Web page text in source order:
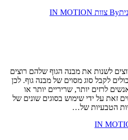
By צוות IN MOTION
לשנות את מבנה הגוף שלהם רוצים
לקבל סוג מסוים של מבנה גוף. לכן
לרזים יותר, שריריים יותר או
זאת על ידי שימוש בסוגים שונים של
הטבעיות של…